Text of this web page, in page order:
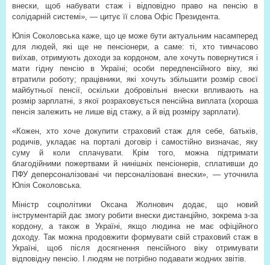
внески, щоб набувати стаж і відповідно право на пенсію в
солідарній системі», — цитує її слова Офіс Президента.
Юлія Соколовська каже, що це може бути актуальним насамперед
для людей, які ще не пенсіонери, а саме: ті, хто тимчасово
виїхав, отримують доходи за кордоном, але хочуть повернутися і
мати гідну пенсію в Україні; особи передпенсійного віку, які
втратили роботу; працівники, які хочуть збільшити розмір своєї
майбутньої пенсії, оскільки добровільні внески впливають на
розмір зарплатні, з якої розраховується пенсійна виплата (хороша
пенсія залежить не лише від стажу, а й від розміру зарплати).
«Кожен, хто хоче докупити страховий стаж для себе, батьків,
родичів, укладає на порталі договір і самостійно визначає, яку
суму й коли сплачувати. Крім того, можна підтримати
благодійними пожертвами й нинішніх пенсіонерів, сплативши до
ПФУ деперсоналізовані чи персоналізовані внески», — уточнила
Юлія Соколовська.
Міністр соцполітики Оксана Жолнович додає, що новий
інструментарій дає змогу робити внески дистанційно, зокрема з-за
кордону, а також в Україні, якщо людина не має офіційного
доходу. Так можна продовжити формувати свій страховий стаж в
Україні, щоб після досягнення пенсійного віку отримувати
відповідну пенсію. І людям не потрібно подавати жодних звітів.